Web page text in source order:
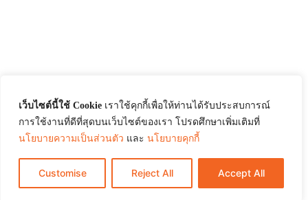
เว็บไซต์นี้ใช้ Cookie เราใช้คุกกี้เพื่อให้ท่านได้รับประสบการณ์
การใช้งานที่ดีที่สุดบนเว็บไซต์ของเรา โปรดศึกษาเพิ่มเติมที่
นโยบายความเป็นส่วนตัว และ นโยบายคุกกี้
Customise Reject All Accept All